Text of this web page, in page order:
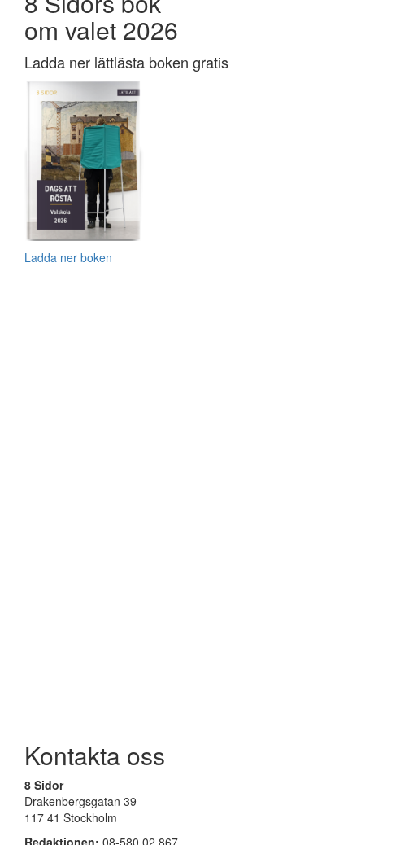
om valet 2026
Ladda ner lättlästa boken gratis
Ladda ner boken
Kontakta oss
8 Sidor
Drakenbergsgatan 39
117 41 Stockholm